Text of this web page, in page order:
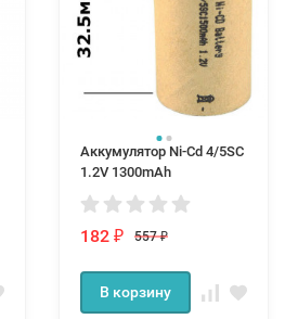
Аккумулятор Ni-Cd 4/5SC
1.2V 1300mAh
182 ₽ 557₽
В корзину